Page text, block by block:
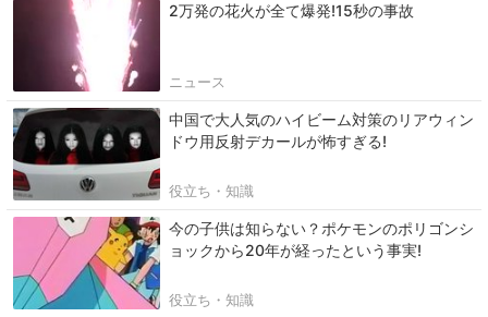
2万発の花火が全て爆発!15秒の事故
ニュース
中国で大人気のハイビーム対策のリアウィン
ドウ用反射デカールが怖すぎる!
役立ち・知識
今の子供は知らない？ポケモンのポリゴンシ
ョックから20年が経ったという事実!
役立ち・知識